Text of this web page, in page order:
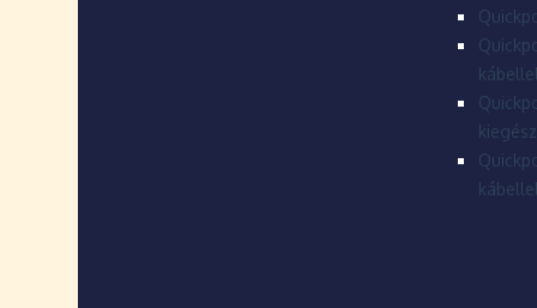
kábellel
kábellel